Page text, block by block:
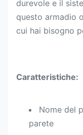
durevole e il
questo armadio
cui hai bisogno
Caratteristiche:
Nome del
parete